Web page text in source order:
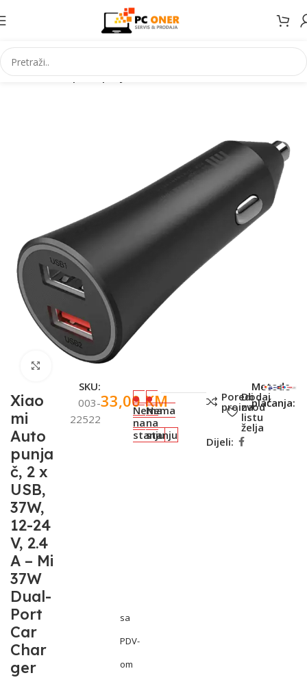
Početna Adapteri, punjači i dodaci
Click to enlarge
Xiao
mi
Auto
punja
č, 2 x
USB,
37W,
12-24
V, 2.4
A – Mi
37W
Dual-
Port
Car
Char
ger
SKU:
003-
22522
33,00KM
sa
PDV-
om
Nema
na
stanju
Nema
na
stanju
Poredi
proizvod
Dodaj
na
listu
želja
Dijeli:
Metode
plaćanja: